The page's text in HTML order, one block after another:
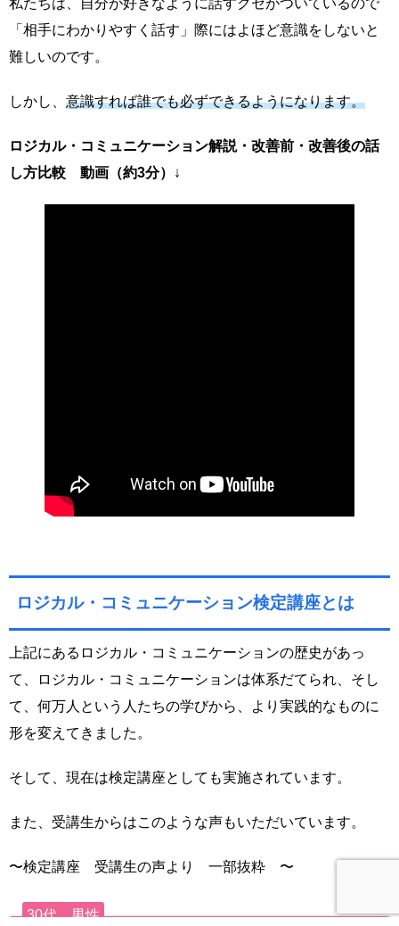
私たちは、自分が好きなように話すクセがついているので
「相手にわかりやすく話す」際にはよほど意識をしないと
難しいのです。
しかし、 意識すれば誰でも必ずできるようになります。
ロジカル・コミュニケーション解説・改善前・改善後の話
し方比較 動画（約3分）
↓
ロジカル・コミュニケーション検定講座とは
上記にあるロジカル・コミュニケーションの歴史があっ
て、ロジカル・コミュニケーションは体系だてられ、そし
て、何万人という人たちの学びから、より実践的なものに
形を変えてきました。
そして、現在は検定講座としても実施されています。
また、受講生からはこのような声もいただいています。
〜検定講座 受講生の声より 一部抜粋 〜
30代 男性